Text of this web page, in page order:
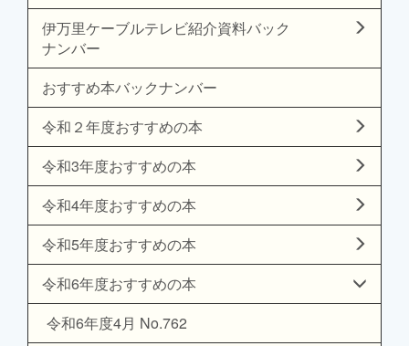
伊万里ケーブルテレビ紹介資料バック
ナンバー
おすすめ本バックナンバー
令和２年度おすすめの本
令和3年度おすすめの本
令和4年度おすすめの本
令和5年度おすすめの本
令和6年度おすすめの本
令和6年度4月 No.762